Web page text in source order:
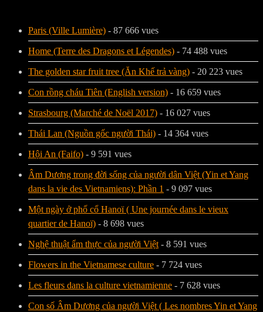
Paris (Ville Lumière) - 87 666 vues
Home (Terre des Dragons et Légendes) - 74 488 vues
The golden star fruit tree (Ăn Khế trả vàng) - 20 223 vues
Con rồng cháu Tiên (English version) - 16 659 vues
Strasbourg (Marché de Noël 2017) - 16 027 vues
Thái Lan (Nguồn gốc người Thái) - 14 364 vues
Hội An (Faifo) - 9 591 vues
Âm Dương trong đời sống của người dân Việt (Yin et Yang
dans la vie des Vietnamiens): Phần 1 - 9 097 vues
Một ngày ở phố cổ Hanoï ( Une journée dans le vieux
quartier de Hanoï) - 8 698 vues
Nghệ thuật ẩm thực của người Việt - 8 591 vues
Flowers in the Vietnamese culture - 7 724 vues
Les fleurs dans la culture vietnamienne - 7 628 vues
Con số Âm Dương của người Việt ( Les nombres Yin et Yang